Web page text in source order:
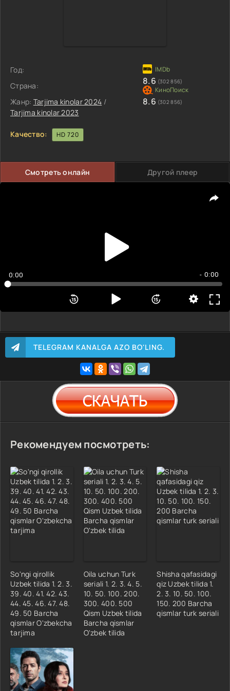
Год:
Страна:
Жанр: Tarjima kinolar 2024 /
Tarjima kinolar 2023
8.6 (302 856)
8.6 (302 856)
Качество: HD 720
Смотреть онлайн Другой плеер
0:00 - 0:00
TELEGRAM KANALGA AZO BO'LING.
Рекомендуем посмотреть:
So'ngi qirollik
Uzbek tilida 1. 2. 3.
39. 40. 41. 42. 43.
44. 45. 46. 47. 48.
49. 50 Barcha
qismlar O'zbekcha
tarjima
Oila uchun Turk
seriali 1. 2. 3. 4. 5.
10. 50. 100. 200.
300. 400. 500
Qism Uzbek tilida
Barcha qismlar
O'zbek tilida
Shisha qafasidagi
qiz Uzbek tilida 1.
2. 3. 10. 50. 100.
150. 200 Barcha
qismlar turk seriali